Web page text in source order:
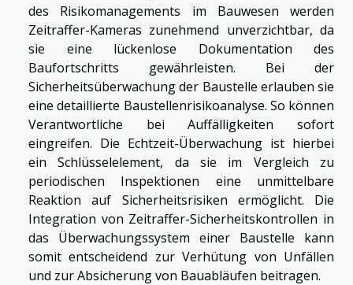
des Risikomanagements im Bauwesen werden
Zeitraffer-Kameras zunehmend unverzichtbar, da
sie eine lückenlose Dokumentation des
Baufortschritts gewährleisten. Bei der
Sicherheitsüberwachung der Baustelle erlauben sie
eine detaillierte Baustellenrisikoanalyse. So können
Verantwortliche bei Auffälligkeiten sofort
eingreifen. Die Echtzeit-Überwachung ist hierbei
ein Schlüsselelement, da sie im Vergleich zu
periodischen Inspektionen eine unmittelbare
Reaktion auf Sicherheitsrisiken ermöglicht. Die
Integration von Zeitraffer-Sicherheitskontrollen in
das Überwachungssystem einer Baustelle kann
somit entscheidend zur Verhütung von Unfällen
und zur Absicherung von Bauabläufen beitragen.